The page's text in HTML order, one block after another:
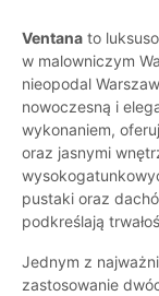
Ventana to
w malowniczym
nieopodal
nowoczesną i
wykonaniem,
oraz jasnymi
pustaki oraz
podkreślają
Jednym z
zastosowanie